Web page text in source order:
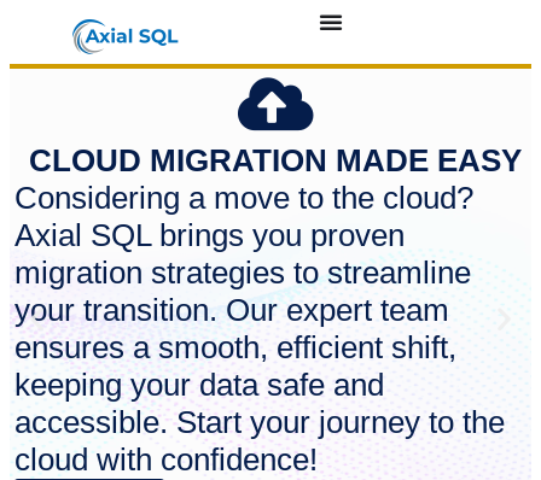
CLOUD MIGRATION MADE EASY
Considering a move to the cloud?
Axial SQL brings you proven
migration strategies to streamline
your transition. Our expert team
ensures a smooth, efficient shift,
keeping your data safe and
accessible. Start your journey to the
cloud with confidence!